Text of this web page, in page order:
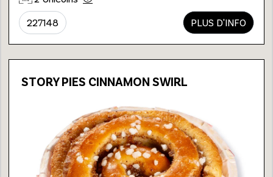
227148 PLUS D'INFO
STORY PIES CINNAMON SWIRL